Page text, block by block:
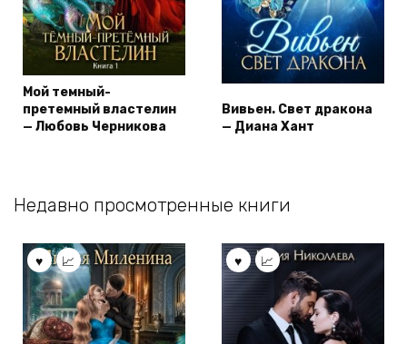
Мой темный-
претемный властелин
— Любовь Черникова
Вивьен. Свет дракона
— Диана Хант
Недавно просмотренные книги